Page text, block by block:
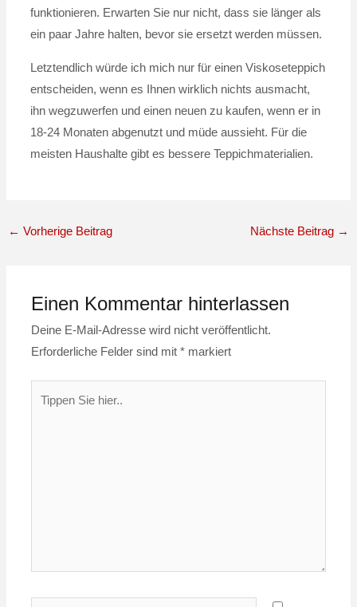
funktionieren. Erwarten Sie nur nicht, dass sie länger als
ein paar Jahre halten, bevor sie ersetzt werden müssen.
Letztendlich würde ich mich nur für einen Viskoseteppich
entscheiden, wenn es Ihnen wirklich nichts ausmacht,
ihn wegzuwerfen und einen neuen zu kaufen, wenn er in
18-24 Monaten abgenutzt und müde aussieht. Für die
meisten Haushalte gibt es bessere Teppichmaterialien.
← Vorherige Beitrag Nächste Beitrag →
Einen Kommentar hinterlassen
Deine E-Mail-Adresse wird nicht veröffentlicht.
Erforderliche Felder sind mit* markiert